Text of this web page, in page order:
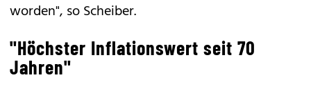
worden", so Scheiber.
"Höchster Inflationswert seit 70
Jahren"